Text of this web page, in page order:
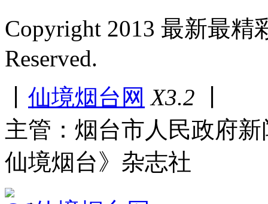
Copyright 2013 最新最
Reserved.
仙境烟台网 X3.2
主管：烟台市人民政府
仙境烟台》杂志社